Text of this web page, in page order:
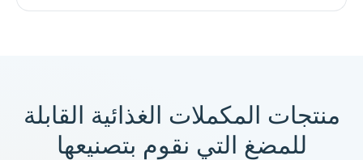
منتجات المكملات الغذائية القابلة
للمضغ التي نقوم بتصنيعها